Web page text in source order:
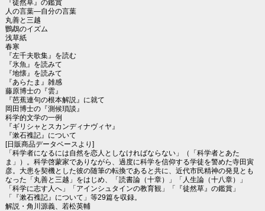
『徒然草』の鑑賞
人の言葉―自分の言葉
丸善と三越
鸚鵡のイズム
浅草紙
春寒
『左千夫歌集』を読む
『氷魚』を読みて
『地懐』を読みて
『あらたま』雑感
藤原博士の『雲』
『芭蕉連句の根本解説』に就て
岡田博士の『測候瑣談』
科学的文学の一例
『ギリシャとスカンディナヴィヤ』
『漱石襍記』について
[日販商品データベースより]
「科学者になるには自然を恋人としなければならない」（「科学者とあた
ま」）。科学啓蒙家でありながら、過度に科学を信仰する学徒を警めた寺田寅
彦。大患を契機とした彼の随筆の転換であると共に、近代市民精神の発見とも
なった「丸善と三越」をはじめ、「読書論（十章）」「人生論（十八章）」
「科学に志す人へ」「アインシュタインの教育観」「『徒然草』の鑑賞」
「『漱石襍記』について」等29篇を収録。
解説・角川源義、若松英輔